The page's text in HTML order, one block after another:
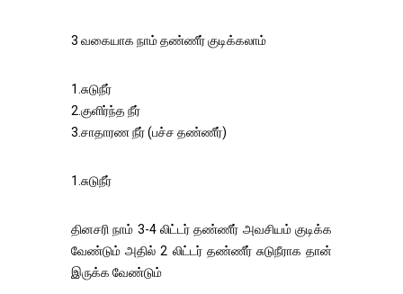
3 வகையாக நாம் தண்ணீர் குடிக்கலாம்
1.சுடுநீர்
2.குளிர்ந்த நீர்
3.சாதாரண நீர் (பச்ச தண்ணீர்)
1.சுடுநீர்
தினசரி நாம் 3-4 லிட்டர் தண்ணீர் அவசியம் குடிக்க
வேண்டும் அதில் 2 லிட்டர் தண்ணீர் சுடுநீராக தான்
இருக்க வேண்டும்